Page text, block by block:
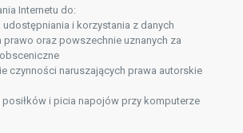
Internetu do:
udostępniania i korzystania z danych
prawo oraz powszechnie uznanych za
czynności naruszających prawa autorskie
i picia napojów przy komputerze